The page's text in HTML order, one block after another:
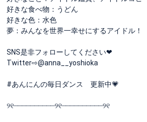
好きな食べ物：うどん
好きな色：水色
夢：みんなを世界一幸せにするアイドル！
SNS是非フォローしてください❤︎
Twitter⇨@anna__yoshioka
#あんにんの毎日ダンス 更新中💗
୨୧┈┈┈┈┈┈┈┈┈┈୨୧┈┈┈┈┈┈┈┈┈┈୨୧